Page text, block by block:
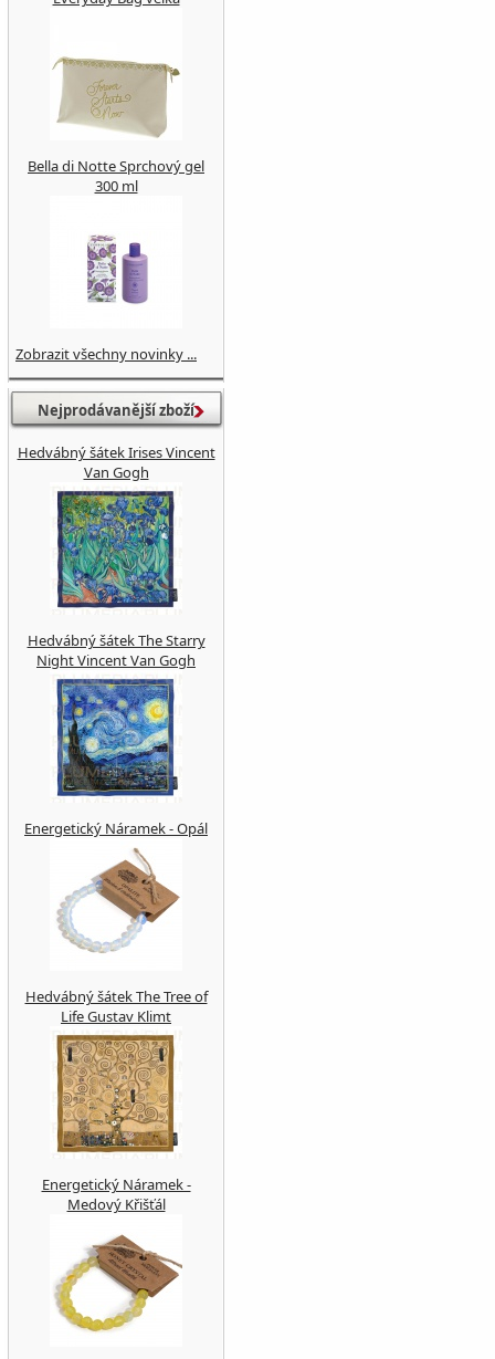
Bella di Notte Sprchový gel
300 ml
Zobrazit všechny novinky ...
Nejprodávanější zboží
Hedvábný šátek Irises Vincent
Van Gogh
Hedvábný šátek The Starry
Night Vincent Van Gogh
Energetický Náramek - Opál
Hedvábný šátek The Tree of
Life Gustav Klimt
Energetický Náramek -
Medový Křišťál